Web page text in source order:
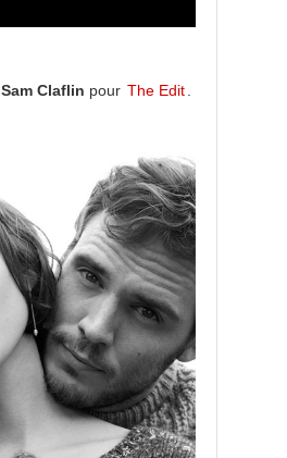
Sam Claflin pour The Edit